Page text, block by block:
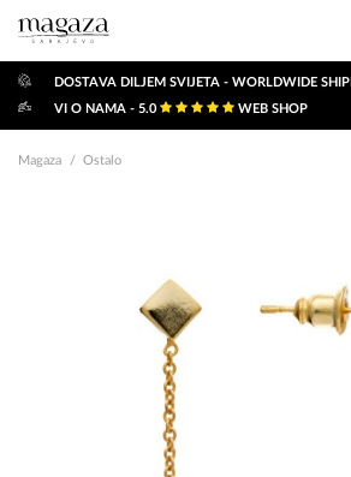
DOSTAVA DILJEM SVIJETA - WORLDWIDE
VI O NAMA - 5.0
WEB SHOP
Magaza Ostalo